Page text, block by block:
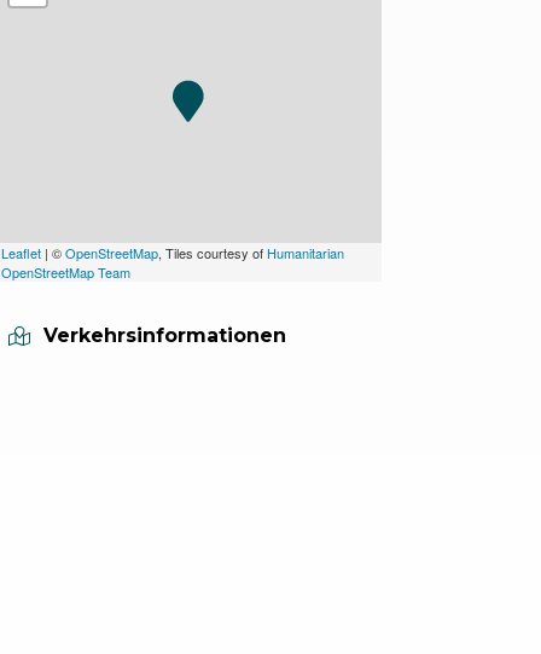
Leaflet | ©OpenStreetMap, Tiles courtesy of Humanitarian
OpenStreetMap Team
Verkehrsinformationen